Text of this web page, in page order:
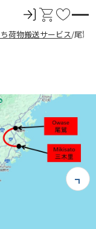
ロ
グ
イ
カ
ー
ト
お
気
に
荷物搬送サービス 尾鷲